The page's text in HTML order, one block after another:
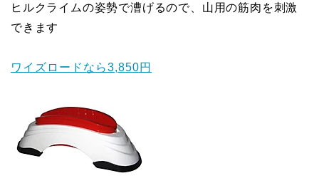
ヒルクライムの姿勢で漕げるので、山用の筋肉を刺激
できます
ワイズロードなら3,850円